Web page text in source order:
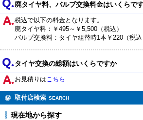
廃タイヤ料、バルブ交換料金はいくらで
税込で以下の料金となります。
廃タイヤ料：￥495～￥5,500（税込
バルブ交換料：タイヤ組替時1本￥220（税
タイヤ交換の総額はいくらですか
お見積りはこちら
取付店検索 SEARCH
現在地から探す